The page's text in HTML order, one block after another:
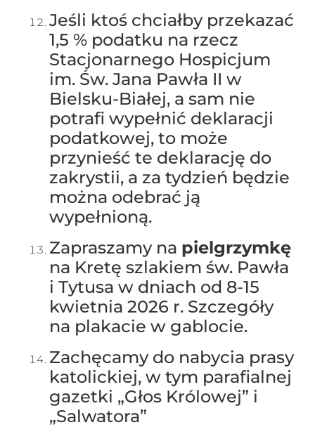
Jeśli ktoś chciałby przekazać
1,5 % podatku na rzecz
Stacjonarnego Hospicjum
im. Św. Jana Pawła II w
Bielsku-Białej, a sam nie
potrafi wypełnić deklaracji
podatkowej, to może
przynieść te deklarację do
zakrystii, a za tydzień będzie
można odebrać ją
wypełnioną.
Zapraszamy na pielgrzymkę
na Kretę szlakiem św. Pawła
i Tytusa w dniach od 8-15
kwietnia 2026 r. Szczegóły
na plakacie w gablocie.
Zachęcamy do nabycia prasy
katolickiej, w tym parafialnej
gazetki „Głos Królowej” i
„Salwatora”